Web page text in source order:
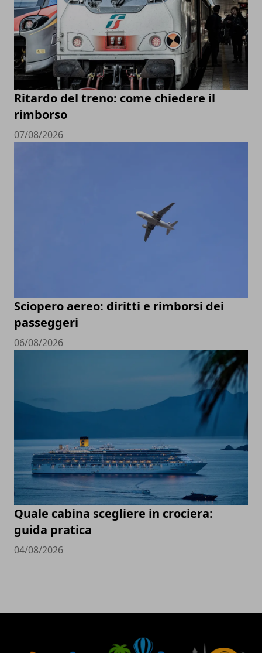
Ritardo del treno: come chiedere il
rimborso
07/08/2026
Sciopero aereo: diritti e rimborsi dei
passeggeri
06/08/2026
Quale cabina scegliere in crociera:
guida pratica
04/08/2026